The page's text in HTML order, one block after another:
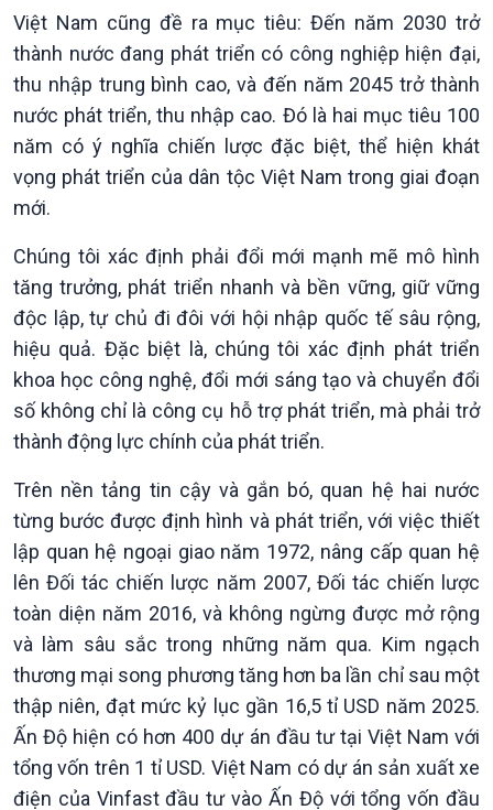
Việt Nam cũng đề ra mục tiêu: Đến năm 2030 trở
thành nước đang phát triển có công nghiệp hiện đại,
thu nhập trung bình cao, và đến năm 2045 trở thành
nước phát triển, thu nhập cao. Đó là hai mục tiêu 100
năm có ý nghĩa chiến lược đặc biệt, thể hiện khát
vọng phát triển của dân tộc Việt Nam trong giai đoạn
mới.
Chúng tôi xác định phải đổi mới mạnh mẽ mô hình
tăng trưởng, phát triển nhanh và bền vững, giữ vững
độc lập, tự chủ đi đôi với hội nhập quốc tế sâu rộng,
hiệu quả. Đặc biệt là, chúng tôi xác định phát triển
khoa học công nghệ, đổi mới sáng tạo và chuyển đổi
số không chỉ là công cụ hỗ trợ phát triển, mà phải trở
thành động lực chính của phát triển.
Trên nền tảng tin cậy và gắn bó, quan hệ hai nước
từng bước được định hình và phát triển, với việc thiết
lập quan hệ ngoại giao năm 1972, nâng cấp quan hệ
lên Đối tác chiến lược năm 2007, Đối tác chiến lược
toàn diện năm 2016, và không ngừng được mở rộng
và làm sâu sắc trong những năm qua. Kim ngạch
thương mại song phương tăng hơn ba lần chỉ sau một
thập niên, đạt mức kỷ lục gần 16,5 tỉ USD năm 2025.
Ấn Độ hiện có hơn 400 dự án đầu tư tại Việt Nam với
tổng vốn trên 1 tỉ USD. Việt Nam có dự án sản xuất xe
điện của Vinfast đầu tư vào Ấn Độ với tổng vốn đầu